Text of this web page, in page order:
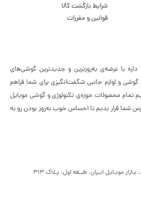
شرایط بازگشت کالا
قوانین و مقررات
داره با عرضه‌ی به‌روزترین و جدیدترین گوشی‌های
گوشی و لوازم جانبی شگفت‌انگیزی برای شما فراهم
تمام محصولات حوزه‌ی تکنولوژی و گوشی موبایل
شما قرار بدیم تا احساس خوب به‌روز بودن رو به
موبـایل ایـران، طبـقه اول، پـلاک ۳۱۳